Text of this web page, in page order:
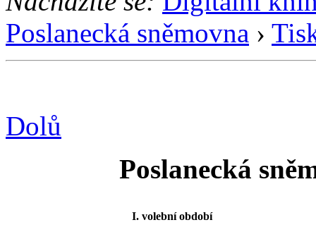
Poslanecká sněmovna ›
Dolů
Poslanecká
I. volební období